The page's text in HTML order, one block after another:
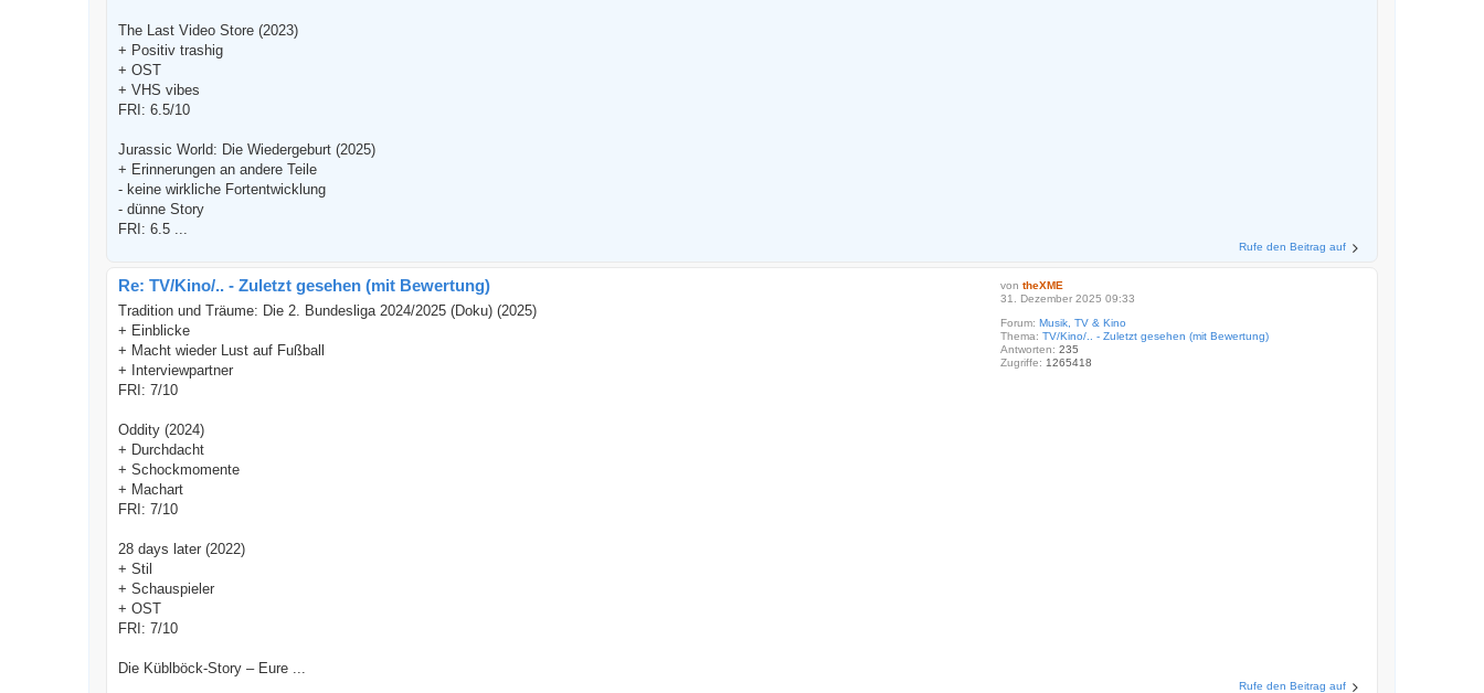
The Last Video Store (2023)
+ Positiv trashig
+ OST
+ VHS vibes
FRI: 6.5/10
Jurassic World: Die Wiedergeburt (2025)
+ Erinnerungen an andere Teile
- keine wirkliche Fortentwicklung
- dünne Story
FRI: 6.5 ...
Rufe den Beitrag auf
von theXME
31. Dezember 2025 09:33
Forum: Musik, TV & Kino
Thema: TV/Kino/.. - Zuletzt gesehen (mit Bewertung)
Antworten: 235
Zugriffe: 1265418
Re: TV/Kino/.. - Zuletzt gesehen (mit Bewertung)
Tradition und Träume: Die 2. Bundesliga 2024/2025 (Doku) (2025)
+ Einblicke
+ Macht wieder Lust auf Fußball
+ Interviewpartner
FRI: 7/10
Oddity (2024)
+ Durchdacht
+ Schockmomente
+ Machart
FRI: 7/10
28 days later (2022)
+ Stil
+ Schauspieler
+ OST
FRI: 7/10
Die Küblböck-Story – Eure ...
Rufe den Beitrag auf